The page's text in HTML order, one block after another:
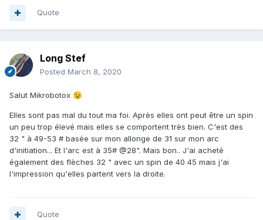
Quote
Long Stef
Posted March 8, 2020
Salut Mikrobotox 😉
Elles sont pas mal du tout ma foi. Après elles ont peut être un spin
un peu trop élevé mais elles se comportent très bien. C'est des
32 " à 49-53 # basée sur mon allonge de 31 sur mon arc
d'initiation... Et l'arc est à 35# @28". Mais bon.. J'ai acheté
également des flèches 32 " avec un spin de 40 45 mais j'ai
l'impression qu'elles partent vers la droite.
Quote